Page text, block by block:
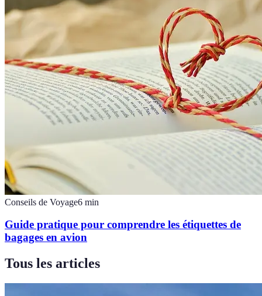
Conseils de Voyage6 min
Guide pratique pour comprendre les étiquettes de
bagages en avion
Tous les articles